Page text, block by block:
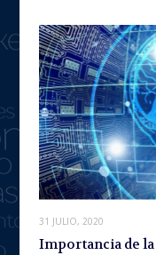
31 JULIO, 2020
Importancia de